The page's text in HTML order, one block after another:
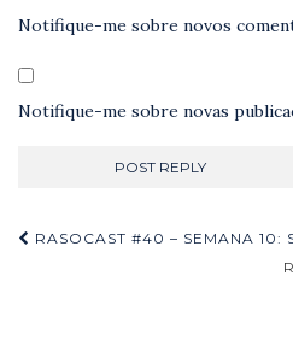
Notifique-me sobre novos
Notifique-me sobre novas
Navegação
RASOCAST #40 – SEMANA 10: